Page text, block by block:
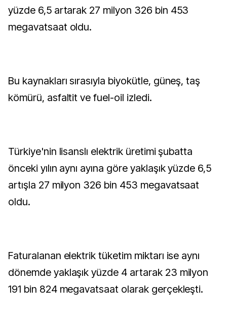
yüzde 6,5 artarak 27 milyon 326 bin 453
megavatsaat oldu.
Bu kaynakları sırasıyla biyokütle, güneş, taş
kömürü, asfaltit ve fuel-oil izledi.
Türkiye'nin lisanslı elektrik üretimi şubatta
önceki yılın aynı ayına göre yaklaşık yüzde 6,5
artışla 27 milyon 326 bin 453 megavatsaat
oldu.
Faturalanan elektrik tüketim miktarı ise aynı
dönemde yaklaşık yüzde 4 artarak 23 milyon
191 bin 824 megavatsaat olarak gerçekleşti.